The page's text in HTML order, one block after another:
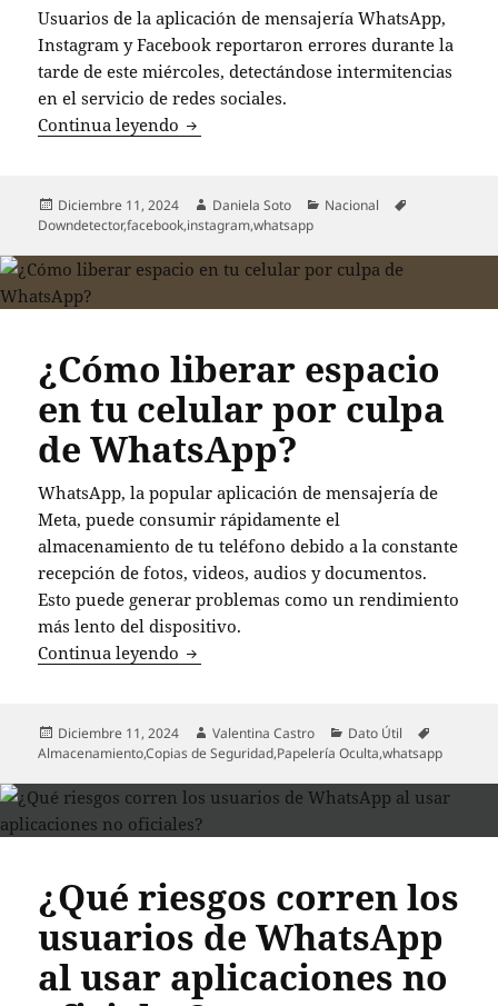
Usuarios de la aplicación de mensajería WhatsApp,
Instagram y Facebook reportaron errores durante la
tarde de este miércoles, detectándose intermitencias
en el servicio de redes sociales.
Continua leyendo Intermitencias en WhatsApp e
Publicado
el
Diciembre 11, 2024 Autor
Daniela Soto Categorías
Nacional
Downdetector,facebook,instagram,whatsapp
¿Cómo liberar espacio
en tu celular por culpa
de WhatsApp?
WhatsApp, la popular aplicación de mensajería de
Meta, puede consumir rápidamente el
almacenamiento de tu teléfono debido a la constante
recepción de fotos, videos, audios y documentos.
Esto puede generar problemas como un rendimiento
más lento del dispositivo.
Continua leyendo ¿Cómo liberar espacio en tu celular
Publicado
el
Diciembre 11, 2024 Autor
Valentina Castro Categorías
Dato Útil
Almacenamiento,Copias de Seguridad,Papelería Oculta,whatsapp
¿Qué riesgos corren los
usuarios de WhatsApp
al usar aplicaciones no